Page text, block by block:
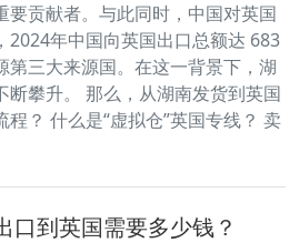
要贡献者。与此同时，中国对英国
2024年中国向英国出口总额达 683
第三大来源国。在这一背景下，湖
断攀升。 那么，从湖南发货到英国
？ 什么是“虚拟仓”英国专线？ 卖
口到英国需要多少钱？